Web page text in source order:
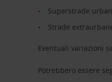
Superstrade
Strade
Eventuali variazioni
Potrebbero essere